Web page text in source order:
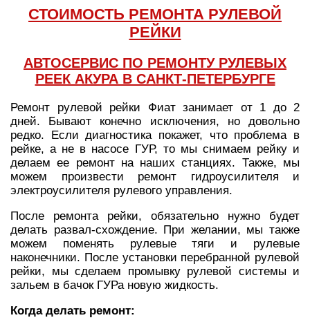
СТОИМОСТЬ РЕМОНТА РУЛЕВОЙ
РЕЙКИ
АВТОСЕРВИС ПО РЕМОНТУ РУЛЕВЫХ
РЕЕК АКУРА В САНКТ-ПЕТЕРБУРГЕ
Ремонт рулевой рейки Фиат занимает от 1 до 2
дней. Бывают конечно исключения, но довольно
редко. Если диагностика покажет, что проблема в
рейке, а не в насосе ГУР, то мы снимаем рейку и
делаем ее ремонт на наших станциях. Также, мы
можем произвести ремонт гидроусилителя и
электроусилителя рулевого управления.
После ремонта рейки, обязательно нужно будет
делать развал-схождение. При желании, мы также
можем поменять рулевые тяги и рулевые
наконечники. После установки перебранной рулевой
рейки, мы сделаем промывку рулевой системы и
зальем в бачок ГУРа новую жидкость.
Когда делать ремонт: